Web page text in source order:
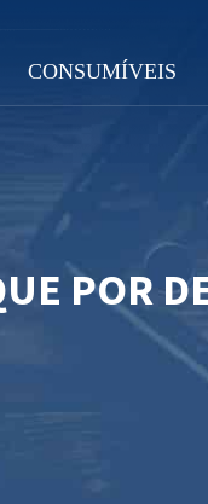
CONSUMÍVEIS
POR